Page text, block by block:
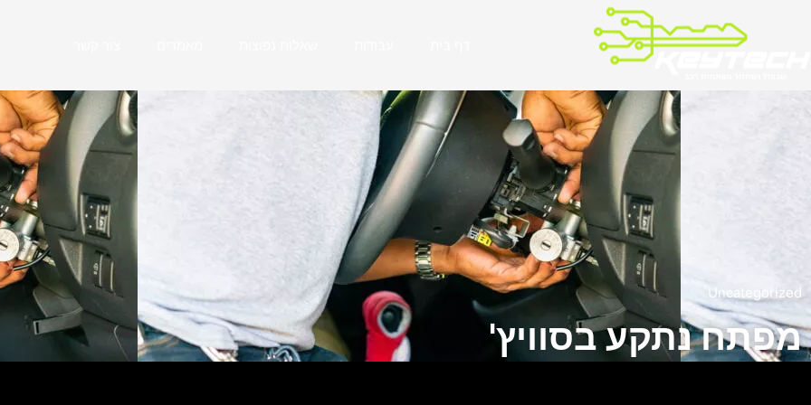
Uncategorized
מפתח נתקע בסוויץ'